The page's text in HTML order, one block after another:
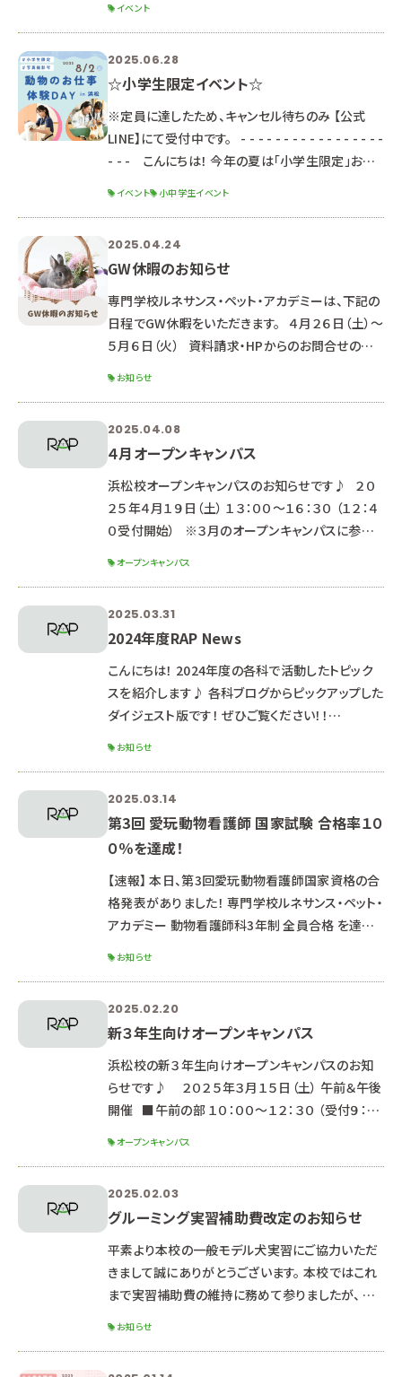
学」や「動物との触れ合い」が出来ちゃう！ 写真撮影
も大歓迎！夏の思い出に映え写真を撮影してね📷
☑特別記念品をご用意✨ 大人気動物施設の入場
チケットがもら
イベント
2025.06.28
☆小学生限定イベント☆
※定員に達したため、キャンセル待ちのみ 【公式
LINE】にて受付中です。 - - - - - - - - - - - - - - - - -
- - - こんにちは！ 今年の夏は「小学生限定」お仕
～） 専門学校ルネサンス・ペット・アカデミー【浜松
校】校舎 静岡県浜
イベント 小中学生イベント
2025.04.24
GW休暇のお知らせ
専門学校ルネサンス・ペット・アカデミーは、下記の
日程でGW休暇をいただきます。 ４月２６日（土）～
５月６日（火） 資料請求・HPからのお問合せのお
LINEでのお問合せ・オープンキャンパス申込は受付
しています♪ 返信が遅くなる可能性もありますが、
ご了承ください。 ■今後のイベントについて
お知らせ
2025.04.08
４月オープンキャンパス
浜松校オープンキャンパスのお知らせです♪ ２０
２５年４月１９日（土） １３：００～１６：３０ （１２：４
０受付開始） ※３月のオープンキャンパスに参加
134-38 ※駐車場はありませんので、公共交通機関
またはコインパーキングをご利用ください ☆体
験メニュー☆ 《動物看護師科
オープンキャンパス
2025.03.31
2024年度RAP News
こんにちは！ 2024年度の各科で活動したトピック
スを紹介します♪ 各科ブログからピックアップした
ダイジェスト版です！ ぜひご覧ください！！
格 全員合格しました！！！！> 今日は、第三回愛玩
動物看護師 国家資格の合格発表の日でした🌸
🌸 全員、合格でした👏👏👏 みんな本当におめでと
う～！！！
お知らせ
2025.03.14
第3回 愛玩動物看護師 国家試験 合格率１０
０％を達成！
【速報】 本日、第3回愛玩動物看護師国家資格の合
格発表がありました！ 専門学校ルネサンス・ペット・
アカデミー 動物看護師科3年制 全員合格 を達成
科ブログも見てね！
お知らせ
2025.02.20
新３年生向けオープンキャンパス
浜松校の新３年生向けオープンキャンパスのお知
らせです♪ ２０２５年３月１５日（土） 午前＆午後
開催 ■午前の部 １０：００～１２：３０ （受付９：４
ネサンス・ペット・アカデミー【浜松校】 静岡県浜松
市中央区北田町134-38 ※駐車場はありませんの
で、公共交通機関またはコインパーキングをご利
オープンキャンパス
2025.02.03
グルーミング実習補助費改定のお知らせ
平素より本校の一般モデル犬実習にご協力いただ
きまして誠にありがとうございます。 本校ではこれ
まで実習補助費の維持に務めて参りましたが、 最
お知らせ